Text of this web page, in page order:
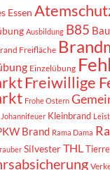
Essen
Ausbildung B85
Freifläche
Einzelübung
Freiwillige
Frohe Ostern
Johannifeuer Kleinbrand
Brand Rama Dama
SilvesterTHL